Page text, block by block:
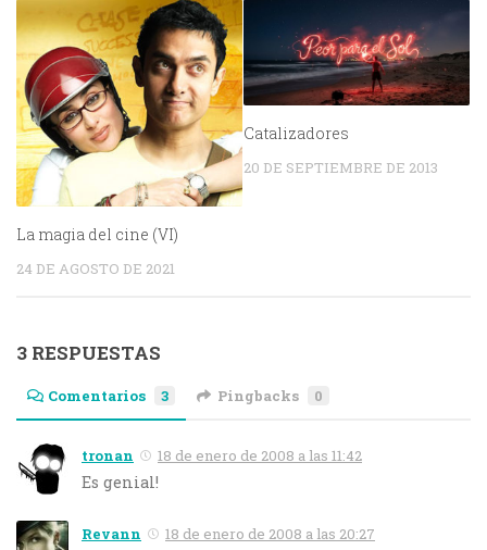
La magia del cine (VI)
24 DE AGOSTO DE 2021
Catalizadores
20 DE SEPTIEMBRE DE 2013
3 RESPUESTAS
Comentarios 3 Pingbacks 0
tronan 18 de enero de 2008 a las 11:42
Es genial!
Revann 18 de enero de 2008 a las 20:27